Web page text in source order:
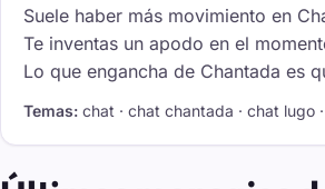
Suele haber más movimiento en
Te inventas un apodo en el
Lo que engancha de Chantada es
Temas: chat · chat chantada · chat lugo